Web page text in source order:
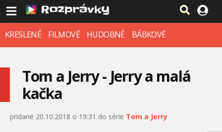
KRESLENÉ FILMOVÉ HUDOBNÉ BÁBKOVÉ
Tom a Jerry - Jerry a malá
kačka
pridané 20.10.2018 o 19:31 do série Tom a Jerry